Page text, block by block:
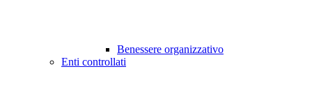
Benessere organizzativo
Enti controllati